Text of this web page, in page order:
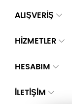
ALIŞVERİŞ
HİZMETLER
HESABIM
İLETIŞIM